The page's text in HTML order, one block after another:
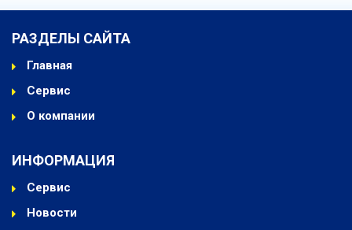
РАЗДЕЛЫ САЙТА
Главная
Сервис
О компании
ИНФОРМАЦИЯ
Сервис
Новости